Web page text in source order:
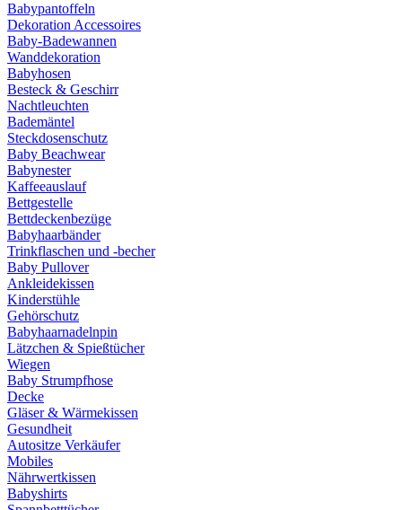
Babypantoffeln
Dekoration Accessoires
Baby-Badewannen
Wanddekoration
Babyhosen
Besteck & Geschirr
Nachtleuchten
Bademäntel
Steckdosenschutz
Baby Beachwear
Babynester
Kaffeeauslauf
Bettgestelle
Bettdeckenbezüge
Babyhaarbänder
Trinkflaschen und -becher
Baby Pullover
Ankleidekissen
Kinderstühle
Gehörschutz
Babyhaarnadelnpin
Lätzchen & Spießtücher
Wiegen
Baby Strumpfhose
Decke
Gläser & Wärmekissen
Gesundheit
Autositze Verkäufer
Mobiles
Nährwertkissen
Babyshirts